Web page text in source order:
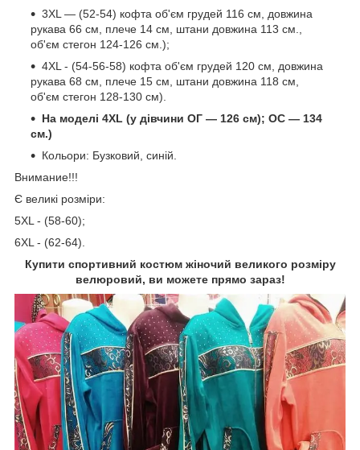
3XL — (52-54) кофта об'єм грудей 116 см, довжина
рукава 66 см, плече 14 см, штани довжина 113 см.,
об'єм стегон 124-126 см.);
4XL - (54-56-58) кофта об'єм грудей 120 см, довжина
рукава 68 см, плече 15 см, штани довжина 118 см,
об'єм стегон 128-130 см).
На моделі 4XL (у дівчини ОГ — 126 см); ОС — 134
см.)
Кольори: Бузковий, синій.
Внимание!!!
Є великі розміри:
5XL - (58-60);
6XL - (62-64).
Купити спортивний костюм жіночий великого розміру
велюровий, ви можете прямо зараз!